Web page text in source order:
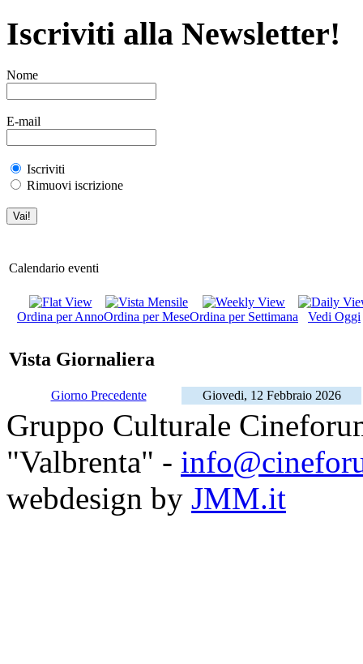
Iscriviti alla Newsletter!
Nome
E-mail
Iscriviti
Rimuovi iscrizione
Calendario eventi
Ordina per AnnoOrdina per MeseOrdina per Settimana Vedi Oggi
Vista Giornaliera
Giorno Precedente Giovedi, 12 Febbraio 2026
Gruppo Culturale
"Valbrenta" -
webdesign by JMM.it